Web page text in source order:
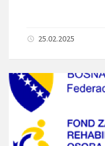
25.02.2025